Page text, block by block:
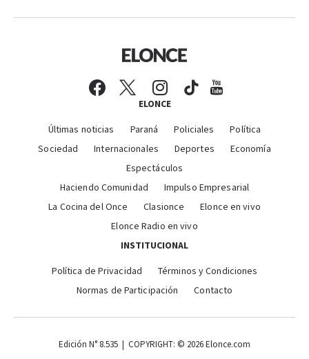
ELONCE
Últimas noticias Paraná Policiales
Política
Sociedad
Internacionales Deportes
Economía
Espectáculos
Haciendo Comunidad
Impulso Empresarial
La Cocina del Once
Clasionce
Elonce en vivo
Elonce Radio en vivo
INSTITUCIONAL
Política de Privacidad
Términos y Condiciones
Normas de Participación
Contacto
Edición N° 8.535 | COPYRIGHT: © 2026 Elonce.com